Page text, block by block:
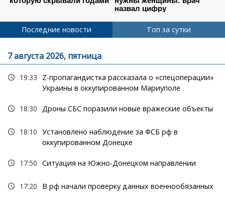
Последние новости Топ за сутки
7 августа 2026, пятница
19:33
Z-пропагандистка рассказала о «спецоперации»
Украины в оккупированном Мариуполе
18:30 Дроны СБС поразили новые вражеские объекты
18:10 Установлено наблюдение за ФСБ рф в
оккупированном Донецке
17:50 Ситуация на Южно-Донецком направлении
17:20 В рф начали проверку данных военнообязанных